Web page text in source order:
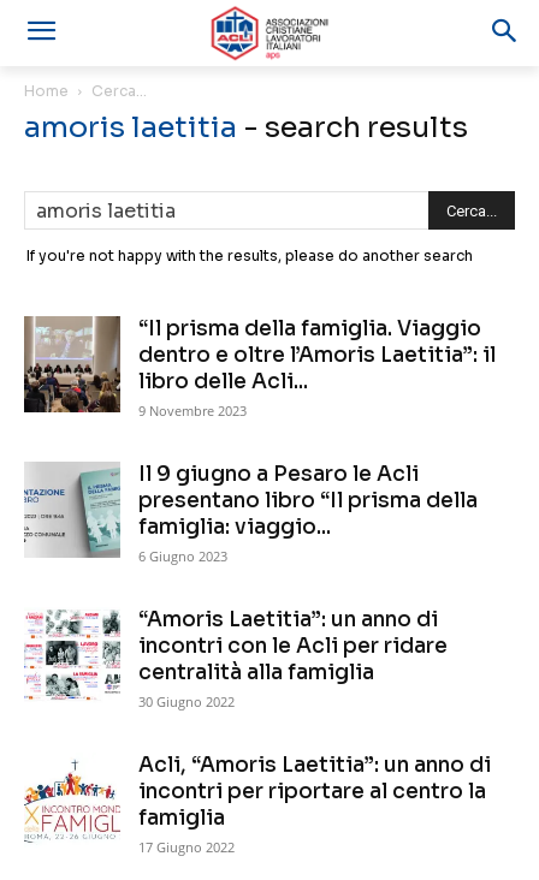
Home Cerca...
amoris laetitia - search results
If you're not happy with the results, please do another search
“Il prisma della famiglia. Viaggio
dentro e oltre l’Amoris Laetitia”: il
libro delle Acli...
9 Novembre 2023
Il 9 giugno a Pesaro le Acli
presentano libro “Il prisma della
famiglia: viaggio...
6 Giugno 2023
“Amoris Laetitia”: un anno di
incontri con le Acli per ridare
centralità alla famiglia
30 Giugno 2022
Acli, “Amoris Laetitia”: un anno di
incontri per riportare al centro la
famiglia
17 Giugno 2022